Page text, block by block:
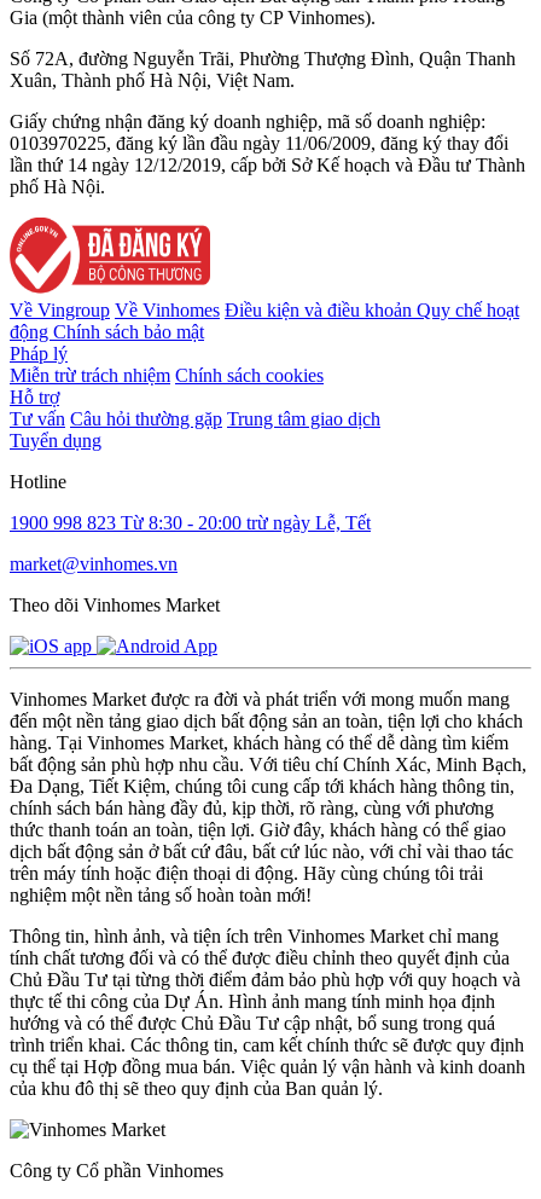
Gia (một thành viên của công ty CP Vinhomes).
Số 72A, đường Nguyễn Trãi, Phường Thượng Đình, Quận Thanh
Xuân, Thành phố Hà Nội, Việt Nam.
Giấy chứng nhận đăng ký doanh nghiệp, mã số doanh nghiệp:
0103970225, đăng ký lần đầu ngày 11/06/2009, đăng ký thay đổi
lần thứ 14 ngày 12/12/2019, cấp bởi Sở Kế hoạch và Đầu tư Thành
phố Hà Nội.
Về Vingroup Về Vinhomes Điều kiện và điều khoản Quy chế hoạt
động Chính sách bảo mật
Pháp lý
Miễn trừ trách nhiệm Chính sách cookies
Hỗ trợ
Tư vấn Câu hỏi thường gặp Trung tâm giao dịch
Tuyển dụng
Hotline
1900 998 823 Từ 8:30 - 20:00 trừ ngày Lễ, Tết
market@vinhomes.vn
Theo dõi Vinhomes Market
Vinhomes Market được ra đời và phát triển với mong muốn mang
đến một nền tảng giao dịch bất động sản an toàn, tiện lợi cho khách
hàng. Tại Vinhomes Market, khách hàng có thể dễ dàng tìm kiếm
bất động sản phù hợp nhu cầu. Với tiêu chí Chính Xác, Minh Bạch,
Đa Dạng, Tiết Kiệm, chúng tôi cung cấp tới khách hàng thông tin,
chính sách bán hàng đầy đủ, kịp thời, rõ ràng, cùng với phương
thức thanh toán an toàn, tiện lợi. Giờ đây, khách hàng có thể giao
dịch bất động sản ở bất cứ đâu, bất cứ lúc nào, với chỉ vài thao tác
trên máy tính hoặc điện thoại di động. Hãy cùng chúng tôi trải
nghiệm một nền tảng số hoàn toàn mới!
Thông tin, hình ảnh, và tiện ích trên Vinhomes Market chỉ mang
tính chất tương đối và có thể được điều chỉnh theo quyết định của
Chủ Đầu Tư tại từng thời điểm đảm bảo phù hợp với quy hoạch và
thực tế thi công của Dự Án. Hình ảnh mang tính minh họa định
hướng và có thể được Chủ Đầu Tư cập nhật, bổ sung trong quá
trình triển khai. Các thông tin, cam kết chính thức sẽ được quy định
cụ thể tại Hợp đồng mua bán. Việc quản lý vận hành và kinh doanh
của khu đô thị sẽ theo quy định của Ban quản lý.
Công ty Cổ phần Vinhomes